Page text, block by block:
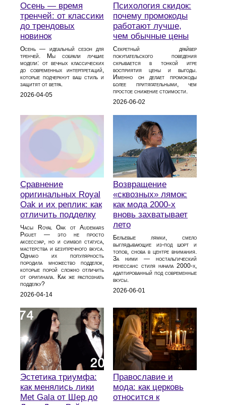
Осень — время
тренчей: от классики
до трендовых
новинок
Осень — идеальный сезон для
тренчей. Мы собрали лучшие
модели: от вечных классических
до современных интерпретаций,
которые подчеркнут ваш стиль и
защитят от ветра.
2026-04-05
Психология скидок:
почему промокоды
работают лучше,
чем обычные цены
Секретный драйвер
покупательского поведения
скрывается в тонкой игре
восприятия цены и выгоды.
Именно он делает промокоды
более притягательными, чем
простое снижение стоимости.
2026-06-02
Сравнение
оригинальных Royal
Oak и их реплик: как
отличить подделку
Часы Royal Oak от Audemars
Piguet — это не просто
аксессуар, но и символ статуса,
мастерства и безупречного вкуса.
Однако их популярность
породила множество подделок,
которые порой сложно отличить
от оригинала. Как же распознать
подделку?
2026-04-14
Возвращение
«сквозных» лямок:
как мода 2000‑х
вновь захватывает
лето
Бельевые лямки, смело
выглядывающие из‑под шорт и
топов, снова в центре внимания.
За ними — ностальгический
ренессанс стиля начала 2000‑х,
адаптированный под современные
вкусы.
2026-06-01
Эстетика триумфа:
как менялись лики
Met Gala от Шер до
Православие и
мода: как церковь
относится к